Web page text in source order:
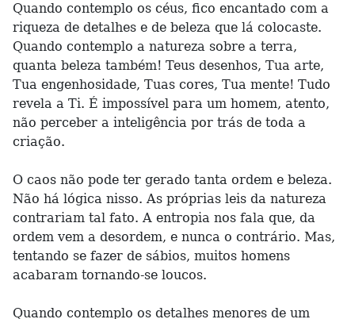
Quando contemplo os céus, fico encantado com a
riqueza de detalhes e de beleza que lá colocaste.
Quando contemplo a natureza sobre a terra,
quanta beleza também! Teus desenhos, Tua arte,
Tua engenhosidade, Tuas cores, Tua mente! Tudo
revela a Ti. É impossível para um homem, atento,
não perceber a inteligência por trás de toda a
criação.
O caos não pode ter gerado tanta ordem e beleza.
Não há lógica nisso. As próprias leis da natureza
contrariam tal fato. A entropia nos fala que, da
ordem vem a desordem, e nunca o contrário. Mas,
tentando se fazer de sábios, muitos homens
acabaram tornando-se loucos.
Quando contemplo os detalhes menores de um